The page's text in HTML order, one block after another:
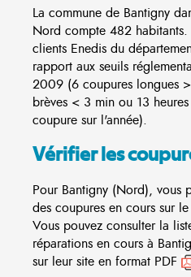
La commune de Bantigny
Nord compte 482
clients Enedis du
rapport aux seuils
2009 (6 coupures longues
brèves < 3 min ou 13
coupure sur l'année).
Vérifier les
Pour Bantigny (Nord), vous
des coupures en cours sur
Vous pouvez consulter la
réparations en cours à
sur leur site en format PDF